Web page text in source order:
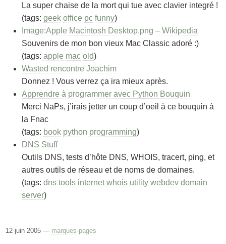
La super chaise de la mort qui tue avec clavier integré !
(tags:geek office pc funny)
Image:Apple Macintosh Desktop.png – Wikipedia
Souvenirs de mon bon vieux Mac Classic adoré :)
(tags:apple mac old)
Wasted rencontre Joachim
Donnez ! Vous verrez ça ira mieux après.
Apprendre à programmer avec Python Bouquin
Merci NaPs, j’irais jetter un coup d’oeil à ce bouquin à
la Fnac
(tags: book python programming)
DNS Stuff
Outils DNS, tests d’hôte DNS, WHOIS, tracert, ping, et
autres outils de réseau et de noms de domaines.
(tags:dns tools internet whois utility webdev domain
server)
12 juin 2005 — marques-pages